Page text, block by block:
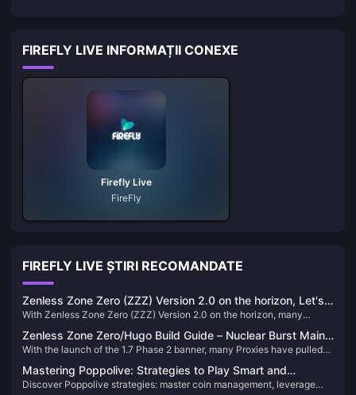
FIREFLY LIVE INFORMAȚII CONEXE
Firefly Live
FireFly
FIREFLY LIVE ȘTIRI RECOMANDATE
Zenless Zone Zero (ZZZ) Version 2.0 on the horizon, Let's
take a look back at the standout characters from Versions
1.0 to 1.7
With Zenless Zone Zero (ZZZ) Version 2.0 on the horizon, many
back at the standout characters from Versions 1.0 to 1.7—did you train
these "meta-defining" agents?
Zenless Zone Zero/Hugo Build Guide – Nuclear Burst Main
DPS
With the launch of the 1.7 Phase 2 banner, many Proxies have pulled
Discs, team compositions, and more to help you maximize his
potential.
Mastering Poppolive: Strategies to Play Smart and
Maximize Earnings
Discover Poppolive strategies: master coin management, leverage